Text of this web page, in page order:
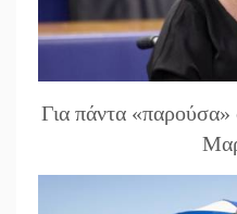
Για πάντα